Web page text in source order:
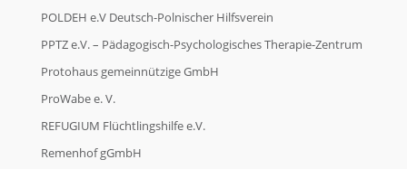
POLDEH e.V Deutsch-Polnischer Hilfsverein
PPTZ e.V. – Pädagogisch-Psychologisches Therapie-Zentrum
Protohaus gemeinnützige GmbH
ProWabe e. V.
REFUGIUM Flüchtlingshilfe e.V.
Remenhof gGmbH